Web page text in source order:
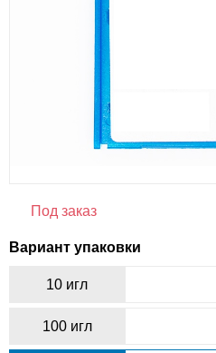
Под заказ
Вариант упаковки
10 игл
100 игл